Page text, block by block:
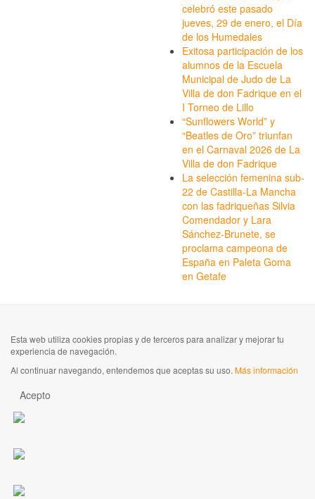
celebró este pasado
jueves, 29 de enero, el Día
de los Humedales
Exitosa participación de los
alumnos de la Escuela
Municipal de Judo de La
Villa de don Fadrique en el
I Torneo de Lillo
“Sunflowers World” y
“Beatles de Oro” triunfan
en el Carnaval 2026 de La
Villa de don Fadrique
La selección femenina sub-
22 de Castilla-La Mancha
con las fadriqueñas Silvia
Comendador y Lara
Sánchez-Brunete, se
proclama campeona de
España en Paleta Goma
en Getafe
Esta web utiliza cookies propias y de terceros para analizar y mejorar tu
experiencia de navegación.
Al continuar navegando, entendemos que aceptas su uso. Más información
Acepto